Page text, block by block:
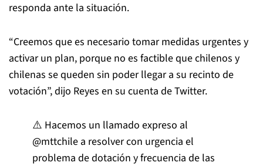
responda ante la situación.
“Creemos que es necesario tomar medidas urgentes y
activar un plan, porque no es factible que chilenos y
chilenas se queden sin poder llegar a su recinto de
votación”, dijo Reyes en su cuenta de Twitter.
⚠️ Hacemos un llamado expreso al
@mttchile a resolver con urgencia el
problema de dotación y frecuencia de las